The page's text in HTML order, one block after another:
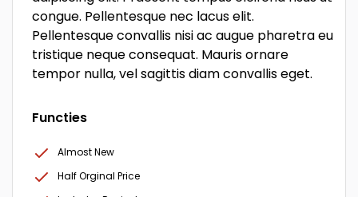
congue. Pellentesque nec lacus elit.
Pellentesque convallis nisi ac augue pharetra eu
tristique neque consequat. Mauris ornare
tempor nulla, vel sagittis diam convallis eget.
Functies
Almost New
Half Orginal Price